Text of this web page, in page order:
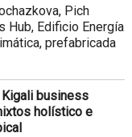
Pich
Hub, Edificio Energía
prefabricada
business
holístico e